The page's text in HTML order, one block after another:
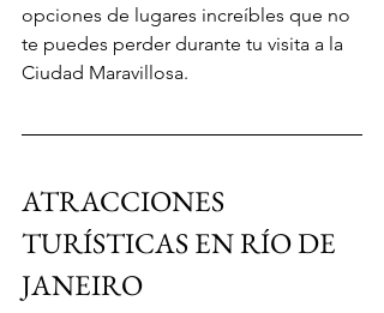
opciones de lugares increíbles que no
te puedes perder durante tu visita a la
Ciudad Maravillosa.
ATRACCIONES
TURÍSTICAS EN RÍO DE
JANEIRO